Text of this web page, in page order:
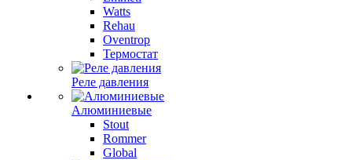
Watts
Rehau
Oventrop
Термостат
Реле давления
Алюминиевые
Stout
Rommer
Global